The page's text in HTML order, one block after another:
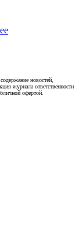
новостей,
журнала ответственности
офертой.